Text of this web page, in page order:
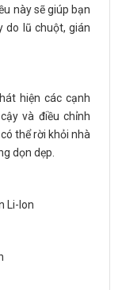
này sẽ giúp bạn
do lũ chuột, gián
hiện các cạnh
và điều chỉnh
thể rời khỏi nhà
dọn dẹp.
Li-Ion